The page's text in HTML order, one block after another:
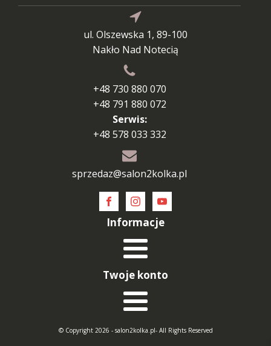
ul. Olszewska 1, 89-100
Nakło Nad Notecią
+48 730 880 070
+48 791 880 072
Serwis:
+48 578 033 332
sprzedaz@salon2kolka.pl
Informacje
Twoje konto
© Copyright 2026 - salon2kolka.pl- All Rights Reserved